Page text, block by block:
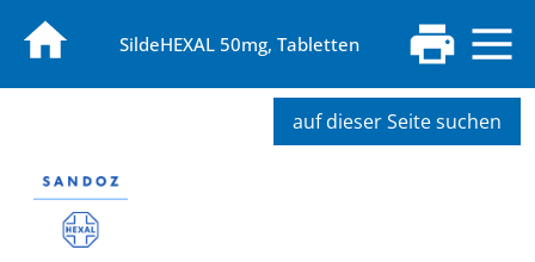
SildeHEXAL 50mg, Tabletten
auf dieser Seite suchen